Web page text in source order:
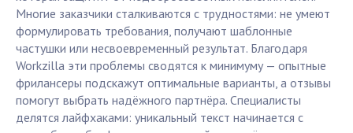
Многие заказчики сталкиваются с трудностями: не умеют
формулировать требования, получают шаблонные
частушки или несвоевременный результат. Благодаря
Workzilla эти проблемы сводятся к минимуму — опытные
фрилансеры подскажут оптимальные варианты, а отзывы
помогут выбрать надёжного партнёра. Специалисты
делятся лайфхаками: уникальный текст начинается с